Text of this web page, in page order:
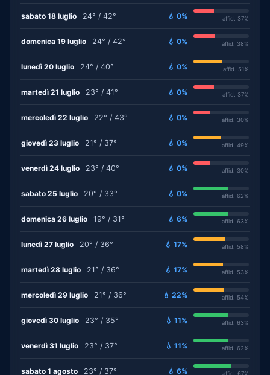
sabato 18 luglio 24° / 42° 💧 0% affid. 37%
domenica 19 luglio 24° / 42° 💧 0% affid. 38%
lunedì 20 luglio 24° / 40° 💧 0% affid. 51%
martedì 21 luglio 23° / 41° 💧 0% affid. 37%
mercoledì 22 luglio 22° / 43° 💧 0% affid. 30%
giovedì 23 luglio 21° / 37° 💧 0% affid. 49%
venerdì 24 luglio 23° / 40° 💧 0% affid. 30%
sabato 25 luglio 20° / 33° 💧 0% affid. 62%
domenica 26 luglio 19° / 31° 💧 6% affid. 63%
lunedì 27 luglio 20° / 36° 💧 17% affid. 58%
martedì 28 luglio 21° / 36° 💧 17% affid. 53%
mercoledì 29 luglio 21° / 36° 💧 22% affid. 54%
giovedì 30 luglio 23° / 35° 💧 11% affid. 63%
venerdì 31 luglio 23° / 37° 💧 11% affid. 62%
sabato 1 agosto 23° / 37° 💧 6% affid. 67%